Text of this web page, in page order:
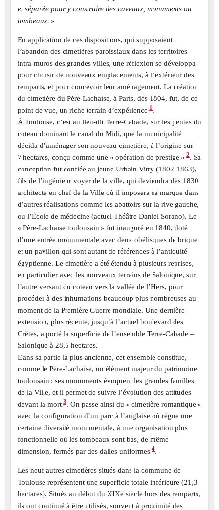
et séparée pour y construire des caveaux, monuments ou
tombeaux. »
En application de ces dispositions, qui supposaient
l’abandon des cimetières paroissiaux dans les territoires
intra-muros des grandes villes, une réflexion se développa
pour choisir de nouveaux emplacements, à l’extérieur des
remparts, et pour concevoir leur aménagement. La création
du cimetière du Père-Lachaise, à Paris, dès 1804, fut, de ce
point de vue, un riche terrain d’expérience 1.
À Toulouse, c’est au lieu-dit Terre-Cabade, sur les pentes du
coteau dominant le canal du Midi, que la municipalité
décida d’aménager son nouveau cimetière, à l’origine sur
7 hectares, conçu comme une « opération de prestige » 2. Sa
conception fut confiée au jeune Urbain Vitry (1802-1863),
fils de l’ingénieur voyer de la ville, qui deviendra dès 1830
architecte en chef de la Ville où il imposera sa marque dans
d’autres réalisations comme les abattoirs sur la rive gauche,
ou l’École de médecine (actuel Théâtre Daniel Sorano). Le
« Père-Lachaise toulousain » fut inauguré en 1840, doté
d’une entrée monumentale avec deux obélisques de brique
et un pavillon qui sont autant de références à l’antiquité
égyptienne. Le cimetière a été étendu à plusieurs reprises,
en particulier avec les nouveaux terrains de Salonique, sur
l’autre versant du coteau vers la vallée de l’Hers, pour
procéder à des inhumations beaucoup plus nombreuses au
moment de la Première Guerre mondiale. Une dernière
extension, plus récente, jusqu’à l’actuel boulevard des
Crêtes, a porté la superficie de l’ensemble Terre-Cabade –
Salonique à 28,5 hectares.
Dans sa partie la plus ancienne, cet ensemble constitue,
comme le Père-Lachaise, un élément majeur du patrimoine
toulousain : ses monuments évoquent les grandes familles
de la Ville, et il permet de suivre l’évolution des attitudes
devant la mort 3. On passe ainsi du « cimetière romantique »
avec la configuration d’un parc à l’anglaise où règne une
certaine diversité monumentale, à une organisation plus
fonctionnelle où les tombeaux sont bas, de même
dimension, fermés par des dalles uniformes 4.
Les neuf autres cimetières situés dans la commune de
Toulouse représentent une superficie totale inférieure (21,3
hectares). Situés au début du XIXe siècle hors des remparts,
ils ont continué à être utilisés, souvent à proximité des